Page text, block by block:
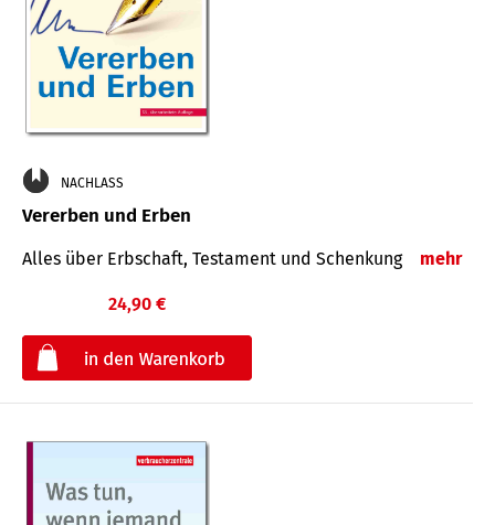
NACHLASS
Vererben und Erben
Alles über Erbschaft, Testament und Schenkung mehr
24,90 €